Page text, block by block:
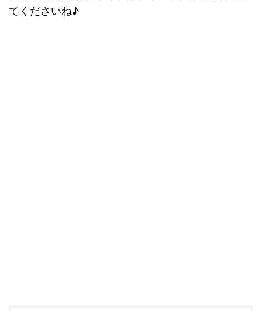
てくださいね♪